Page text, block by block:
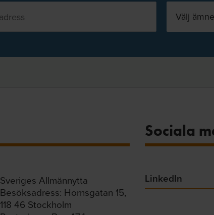
Välj ämne
Sveriges Allmännytta
Besöksadress: Hornsgatan 15,
118 46 Stockholm
Sociala
LinkedIn